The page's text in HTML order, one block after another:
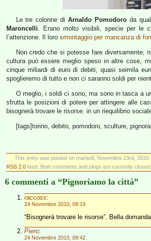
Le tre colonne di Arnaldo Pomodoroda
Maroncelli. Erano molto visibili, specie per le
l’attenzione. Il loro smontaggio per mancanza di
Non credo che si potesse fare diversamente;
cultura può essere meglio speso in altre cose,
cinque miliardi di euro di debiti, quasi seimila
spoglieremo di tutto e non ci saranno soldi per
O meglio, i soldi ci sono, ma sono in tasca a
sfrutta le posizioni di potere per attingere alle
bisognerà trovare le risorse: in un riequilibrio
[tags]torino, debito, pomodoro, sculture,
This entry was posted on martedì, Novembre 23rd,
RSS 2.0 feed. Both comments and pings are currently closed.
6 commenti a “Pignoriamo la città”
raccoss:
24 Novembre 2010, 09:19
“Bisognerà trovare le risorse”. Bella
Piero:
24 Novembre 2010, 09:42